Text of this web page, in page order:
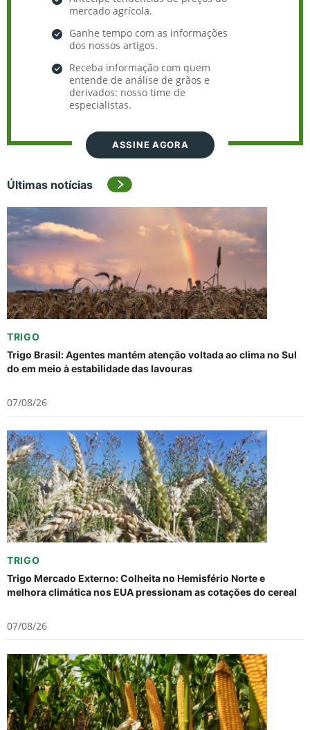
mercado agrícola.
Ganhe tempo com as informações
dos nossos artigos.
Receba informação com quem
entende de análise de grãos e
derivados: nosso time de
especialistas.
ASSINE AGORA
Últimas notícias
TRIGO
Trigo Brasil: Agentes mantém atenção voltada ao clima no Sul
do em meio à estabilidade das lavouras
07/08/26
TRIGO
Trigo Mercado Externo: Colheita no Hemisfério Norte e
melhora climática nos EUA pressionam as cotações do cereal
07/08/26